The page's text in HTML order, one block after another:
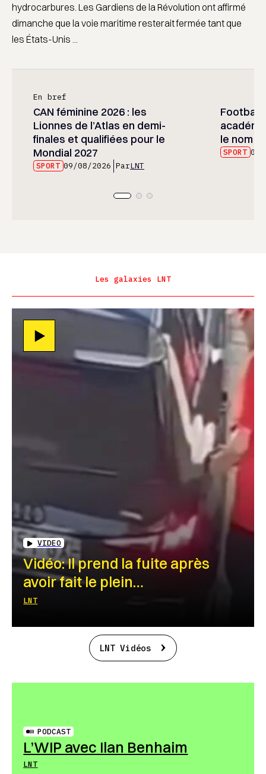
hydrocarbures. Les Gardiens de la Révolution ont affirmé
dimanche que la voie maritime resterait fermée tant que
les États-Unis ...
En bref
CAN féminine 2026 : les
Lionnes de l’Atlas en demi-
finales et qualifiées pour le
Mondial 2027
SPORT 09/08/2026 ParLNT
Football
le nom
SPORT 09/
Les galaxies LNT
VIDEO
Vidéo: Il prend la fuite après
avoir fait le plein…
LNT
LNT Vidéos
PODCAST
L’WIP avec Ilan Benhaim
LNT